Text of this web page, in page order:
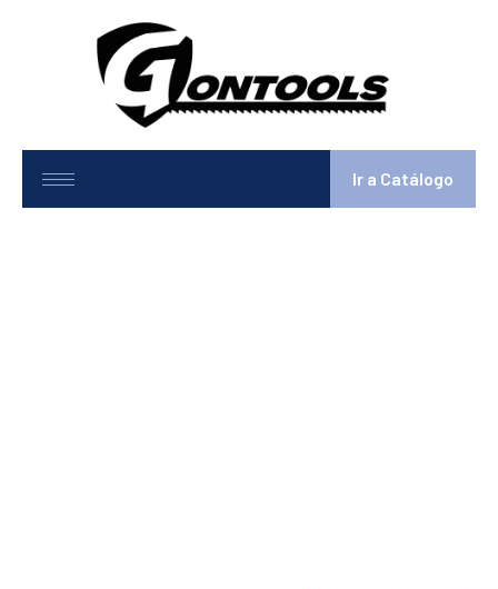
Ir a Catálogo